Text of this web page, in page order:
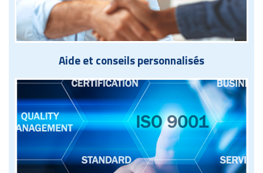
Aide et conseils personnalisés